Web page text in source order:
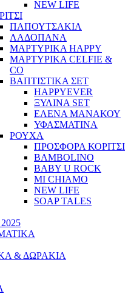
NEW LIFE
ΠΑΠΟΥΤΣΑΚΙΑ
ΛΑΔΟΠΑΝΑ
ΜΑΡΤΥΡΙΚΑ HAPPY
ΜΑΡΤΥΡΙΚΑ CELFIE &
CO
ΒΑΠΤΙΣΤΙΚΑ ΣΕΤ
HAPPYEVER
ΞΥΛΙΝΑ SET
ΕΛΕΝΑ ΜΑΝΑΚΟΥ
ΥΦΑΣΜΑΤΙΝΑ
ΡΟΥΧΑ
ΠΡΟΣΦΟΡΑ ΚΟΡΙΤΣΙ
BAMBOLINO
BABY U ROCK
MI CHIAMO
NEW LIFE
SOAP TALES
& ΔΩΡΑΚΙΑ